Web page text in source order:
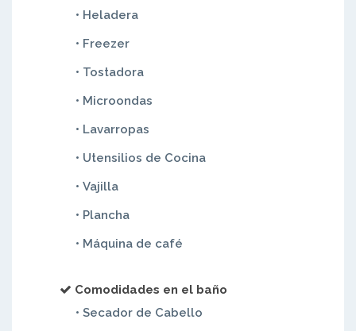
• Heladera
• Freezer
• Tostadora
• Microondas
• Lavarropas
• Utensilios de Cocina
• Vajilla
• Plancha
• Máquina de café
Comodidades en el baño
• Secador de Cabello